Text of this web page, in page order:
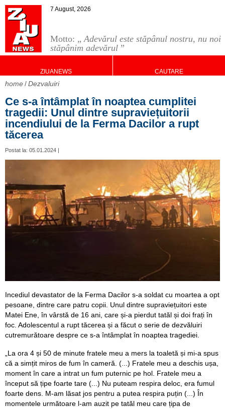
Motto: „Adevărul este stăpânul nostru, nu noi
stăpânim adevărul ”
7 August, 2026
ZIUANEWS CAUTARE
home Dezvaluiri
Ce s-a întâmplat în noaptea cumplitei
tragedii: Unul dintre supraviețuitorii
incendiului de la Ferma Dacilor a rupt
tăcerea
Postat la: 05.01.2024 |
Incediul devastator de la Ferma Dacilor s-a soldat cu moartea a opt
pesoane, dintre care patru copii. Unul dintre supraviețuitori este
Matei Ene, în vârstă de 16 ani, care și-a pierdut tatăl și doi frați în
foc. Adolescentul a rupt tăcerea și a făcut o serie de dezvăluiri
cutremurătoare despre ce s-a întâmplat în noaptea tragediei.
„La ora 4 și 50 de minute fratele meu a mers la toaletă și mi-a spus
că a simțit miros de fum în cameră. (...) Fratele meu a deschis ușa,
moment în care a intrat un fum puternic pe hol. Fratele meu a
început să țipe foarte tare (...) Nu puteam respira deloc, era fumul
foarte dens. M-am lăsat jos pentru a putea respira puțin (...) În
momentele următoare l-am auzit pe tatăl meu care țipa de